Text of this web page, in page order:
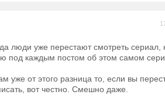
люди уже перестают смотреть сериал,
под каждым постом об этом самом
уже от этого разница то, если вы
вот честно. Смешно даже.